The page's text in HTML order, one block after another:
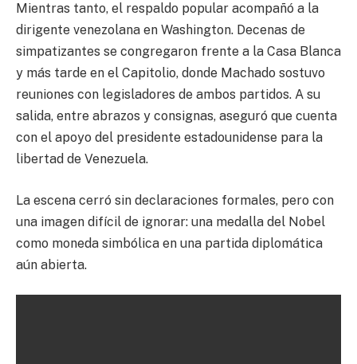
Mientras tanto, el respaldo popular acompañó a la
dirigente venezolana en Washington. Decenas de
simpatizantes se congregaron frente a la Casa Blanca
y más tarde en el Capitolio, donde Machado sostuvo
reuniones con legisladores de ambos partidos. A su
salida, entre abrazos y consignas, aseguró que cuenta
con el apoyo del presidente estadounidense para la
libertad de Venezuela.
La escena cerró sin declaraciones formales, pero con
una imagen difícil de ignorar: una medalla del Nobel
como moneda simbólica en una partida diplomática
aún abierta.